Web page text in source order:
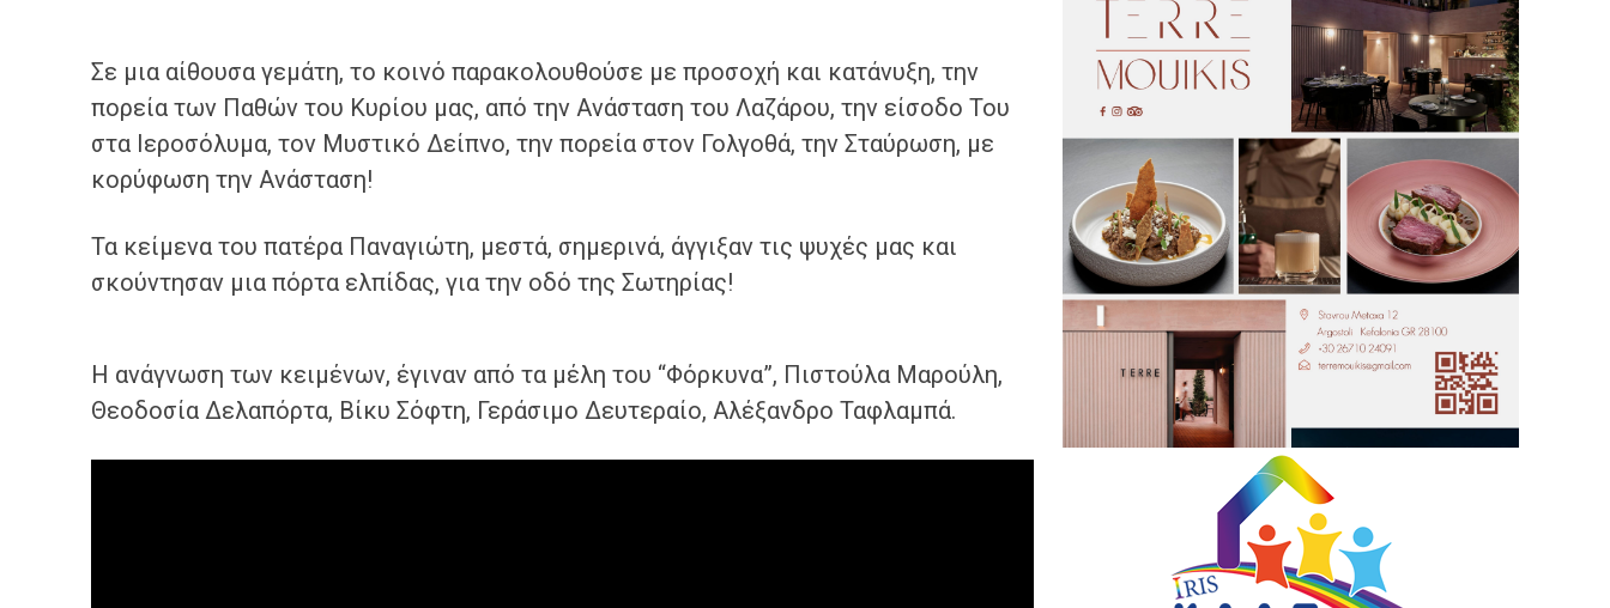
Σε μια αίθουσα γεμάτη, το κοινό παρακολουθούσε με προσοχή και κατάνυξη, την
πορεία των Παθών του Κυρίου μας, από την Ανάσταση του Λαζάρου, την είσοδο Του
στα Ιεροσόλυμα, τον Μυστικό Δείπνο, την πορεία στον Γολγοθά, την Σταύρωση, με
κορύφωση την Ανάσταση!
Τα κείμενα του πατέρα Παναγιώτη, μεστά, σημερινά, άγγιξαν τις ψυχές μας και
σκούντησαν μια πόρτα ελπίδας, για την οδό της Σωτηρίας!
Η ανάγνωση των κειμένων, έγιναν από τα μέλη του “Φόρκυνα”, Πιστούλα Μαρούλη,
Θεοδοσία Δελαπόρτα, Βίκυ Σόφτη, Γεράσιμο Δευτεραίο, Αλέξανδρο Ταφλαμπά.